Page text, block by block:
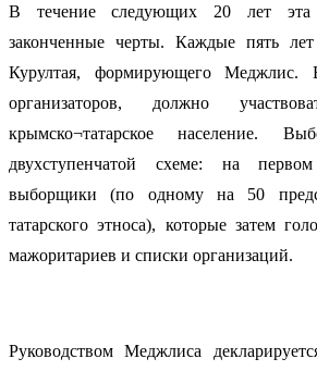
В течение следующих 20 лет эта
законченные черты. Каждые пять
Курултая, формирующего
организаторов, должно
крымско¬татарское население.
двухступенчатой схеме: на
выборщики (по одному на 50
татарского этноса), которые затем
мажоритариев и списки организаций.
Руководством Меджлиса